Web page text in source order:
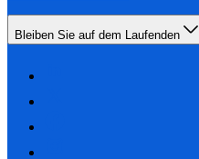
Bleiben Sie auf dem Laufenden